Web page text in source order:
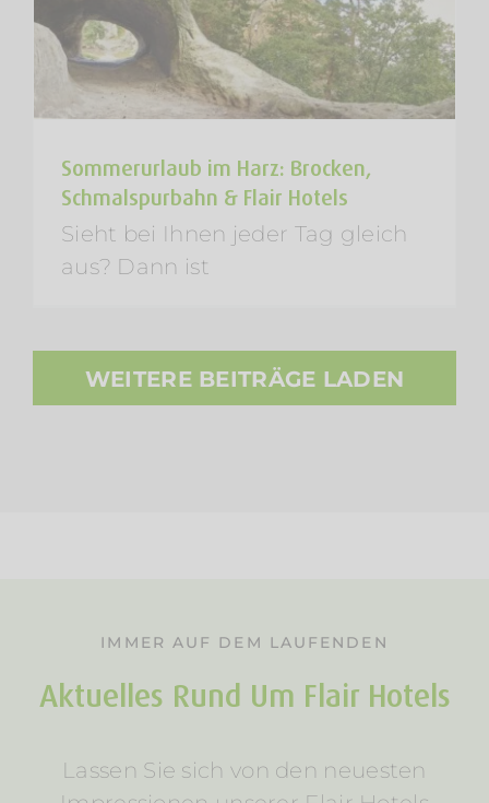
Sommerurlaub im Harz: Brocken,
Schmalspurbahn & Flair Hotels
Sieht bei Ihnen jeder Tag gleich
aus? Dann ist
WEITERE BEITRÄGE LADEN
IMMER AUF DEM LAUFENDEN
Aktuelles Rund Um Flair Hotels
Lassen Sie sich von den neuesten